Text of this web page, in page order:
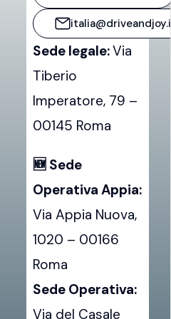
italia@driveandjoy.it
Sede legale:Via
Tiberio
Imperatore, 79 –
00145 Roma
🆕 Sede
Operativa Appia:
Via Appia Nuova,
1020 – 00166
Roma
Sede Operativa:
Via del Casale